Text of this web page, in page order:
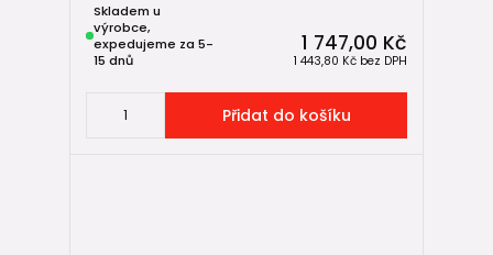
1 747,00 Kč
1 443,80 Kč bez DPH
Skladem u
výrobce,
expedujeme za 5-
15 dnů
Přidat do košíku